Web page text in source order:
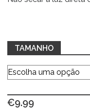
TAMANHO
€9.99